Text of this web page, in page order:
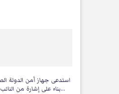
استدعى جهاز أمن الدولة
بناء على إشارة من النائب العام التمييزي القاضي غسا...